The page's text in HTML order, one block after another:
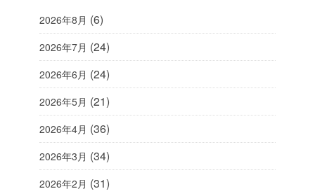
2026年8月 (6)
2026年7月 (24)
2026年6月 (24)
2026年5月 (21)
2026年4月 (36)
2026年3月 (34)
2026年2月 (31)